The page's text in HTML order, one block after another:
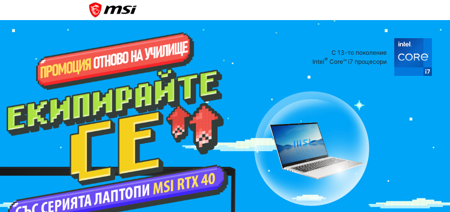
С 13-то поколение
Intel® Core™ i7 процесори